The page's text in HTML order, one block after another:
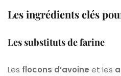
Les ingrédients clés
Les substituts de farine
Les flocons d’avoine et les